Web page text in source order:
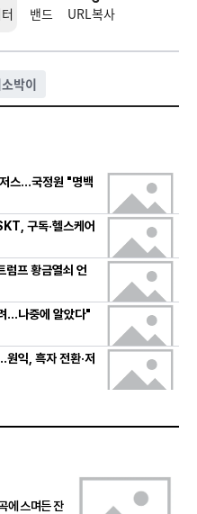
밴드 URL복사
박이
스…국정원 "명백
구독·헬스케어
프 황금열쇠 언
…나중에 알았다"
익, 흑자 전환·저
에 스며든 잔